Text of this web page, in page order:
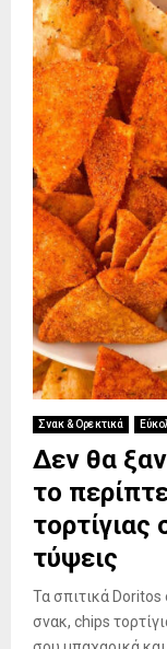
Σνακ & Ορεκτικά
Δεν θα
το
τύψεις
Τα σπιτικά Doritos
σνακ, chips